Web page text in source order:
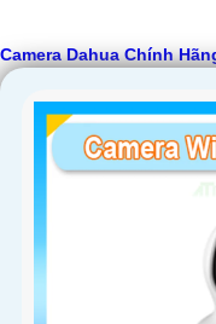
Camera Dahua Chính